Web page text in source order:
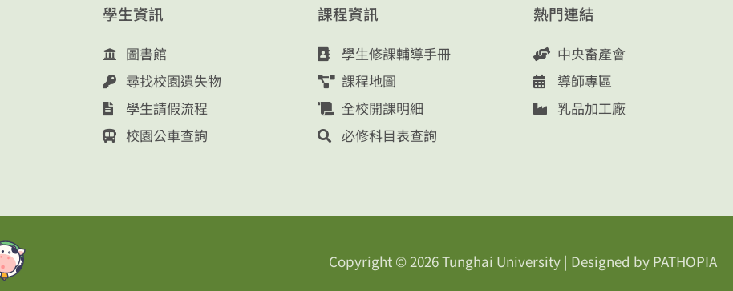
學生資訊
圖書館
尋找校園遺失物
學生請假流程
校園公車查詢
課程資訊
學生修課輔導手冊
課程地圖
全校開課明細
必修科目表查詢
熱門連結
中央畜產會
導師專區
乳品加工廠
Copyright © 2026Tunghai University | Designed by PATHOPIA